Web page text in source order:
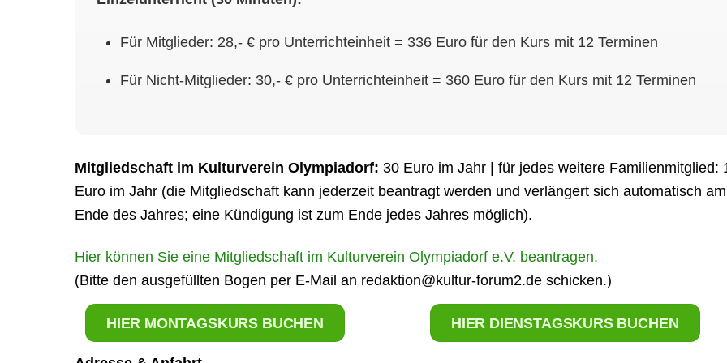
Für Mitglieder: 28,- € pro Unterrichteinheit = 336 Euro für den Kurs mit 12 Terminen
Für Nicht-Mitglieder: 30,- € pro Unterrichteinheit = 360 Euro für den Kurs mit 12 Terminen
Mitgliedschaft im Kulturverein Olympiadorf: 30 Euro im Jahr | für jedes weitere Familienmitglied:
Euro im Jahr (die Mitgliedschaft kann jederzeit beantragt werden und verlängert sich automatisch am
Ende des Jahres; eine Kündigung ist zum Ende jedes Jahres möglich).
Hier können Sie eine Mitgliedschaft im Kulturverein Olympiadorf e.V. beantragen.
(Bitte den ausgefüllten Bogen per E-Mail an redaktion@kultur-forum2.de schicken.)
HIER MONTAGSKURS BUCHEN HIER DIENSTAGSKURS BUCHEN